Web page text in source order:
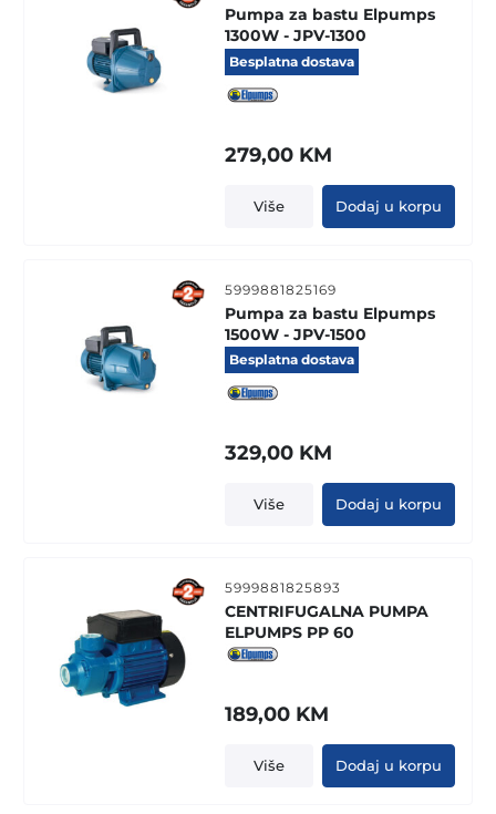
Pumpa za bastu Elpumps
1300W - JPV-1300
Besplatna dostava
279,00 KM
Više Dodaj u korpu
5999881825169
Pumpa za bastu Elpumps
1500W - JPV-1500
Besplatna dostava
329,00 KM
Više Dodaj u korpu
5999881825893
CENTRIFUGALNA PUMPA
ELPUMPS PP 60
189,00 KM
Više Dodaj u korpu